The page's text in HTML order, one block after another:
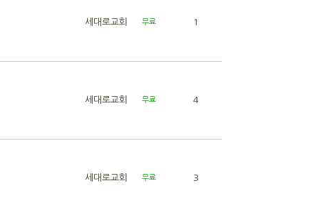
세대로교회 무료 1
세대로교회 무료 4
세대로교회 무료 3